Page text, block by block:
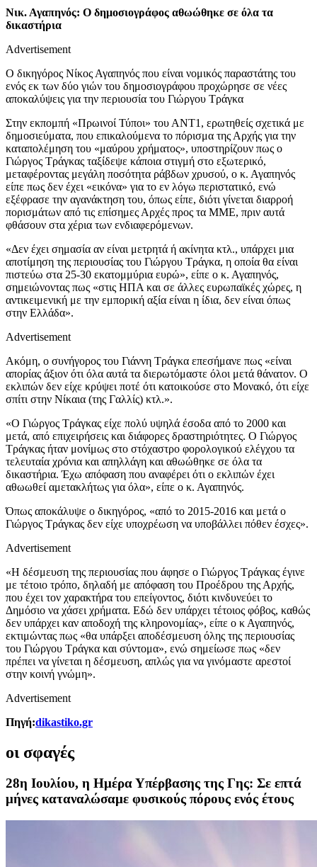
Νικ. Αγαπηνός: Ο δημοσιογράφος αθωώθηκε σε όλα τα
δικαστήρια
Advertisement
Ο δικηγόρος Νίκος Αγαπηνός που είναι νομικός παραστάτης του
ενός εκ των δύο γιών του δημοσιογράφου προχώρησε σε νέες
αποκαλύψεις για την περιουσία του Γιώργου Τράγκα
Στην εκπομπή «Πρωινοί Τύποι» του ΑΝΤ1, ερωτηθείς σχετικά με
δημοσιεύματα, που επικαλούμενα το πόρισμα της Αρχής για την
καταπολέμηση του «μαύρου χρήματος», υποστηρίζουν πως ο
Γιώργος Τράγκας ταξίδεψε κάποια στιγμή στο εξωτερικό,
μεταφέροντας μεγάλη ποσότητα ράβδων χρυσού, ο κ. Αγαπηνός
είπε πως δεν έχει «εικόνα» για το εν λόγω περιστατικό, ενώ
εξέφρασε την αγανάκτηση του, όπως είπε, διότι γίνεται διαρροή
πορισμάτων από τις επίσημες Αρχές προς τα ΜΜΕ, πριν αυτά
φθάσουν στα χέρια των ενδιαφερόμενων.
«Δεν έχει σημασία αν είναι μετρητά ή ακίνητα κτλ., υπάρχει μια
αποτίμηση της περιουσίας του Γιώργου Τράγκα, η οποία θα είναι
πιστεύω στα 25-30 εκατομμύρια ευρώ», είπε ο κ. Αγαπηνός,
σημειώνοντας πως «στις ΗΠΑ και σε άλλες ευρωπαϊκές χώρες, η
αντικειμενική με την εμπορική αξία είναι η ίδια, δεν είναι όπως
στην Ελλάδα».
Advertisement
Ακόμη, ο συνήγορος του Γιάννη Τράγκα επεσήμανε πως «είναι
απορίας άξιον ότι όλα αυτά τα διερωτόμαστε όλοι μετά θάνατον. Ο
εκλιπών δεν είχε κρύψει ποτέ ότι κατοικούσε στο Μονακό, ότι είχε
σπίτι στην Νίκαια (της Γαλλίς) κτλ.».
«Ο Γιώργος Τράγκας είχε πολύ υψηλά έσοδα από το 2000 και
μετά, από επιχειρήσεις και διάφορες δραστηριότητες. Ο Γιώργος
Τράγκας ήταν μονίμως στο στόχαστρο φορολογικού ελέγχου τα
τελευταία χρόνια και απηλλάγη και αθωώθηκε σε όλα τα
δικαστήρια. Έχω απόφαση που αναφέρει ότι ο εκλιπών έχει
αθωωθεί αμετακλήτως για όλα», είπε ο κ. Αγαπηνός.
Όπως αποκάλυψε ο δικηγόρος, «από το 2015-2016 και μετά ο
Γιώργος Τράγκας δεν είχε υποχρέωση να υποβάλλει πόθεν έσχες».
Advertisement
«Η δέσμευση της περιουσίας που άφησε ο Γιώργος Τράγκας έγινε
με τέτοιο τρόπο, δηλαδή με απόφαση του Προέδρου της Αρχής,
που έχει τον χαρακτήρα του επείγοντος, διότι κινδυνεύει το
Δημόσιο να χάσει χρήματα. Εδώ δεν υπάρχει τέτοιος φόβος, καθώς
δεν υπάρχει καν αποδοχή της κληρονομίας», είπε ο κ Αγαπηνός,
εκτιμώντας πως «θα υπάρξει αποδέσμευση όλης της περιουσίας
του Γιώργου Τράγκα και σύντομα», ενώ σημείωσε πως «δεν
πρέπει να γίνεται η δέσμευση, απλώς για να γινόμαστε αρεστοί
στην κοινή γνώμη».
Advertisement
Πηγή:dikastiko.gr
οι σφαγές
28η Ιουλίου, η Ημέρα Υπέρβασης της Γης: Σε επτά
μήνες καταναλώσαμε φυσικούς πόρους ενός έτους